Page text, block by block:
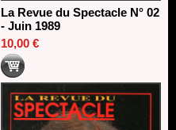
La Revue du Spectacle N° 02
- Juin 1989
10,00 €